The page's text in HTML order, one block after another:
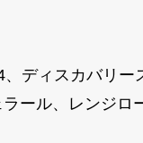
ディスカバリ
ラール、レンジ